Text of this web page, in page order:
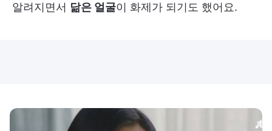
알려지면서 닮은 얼굴이 화제가 되기도 했어요.